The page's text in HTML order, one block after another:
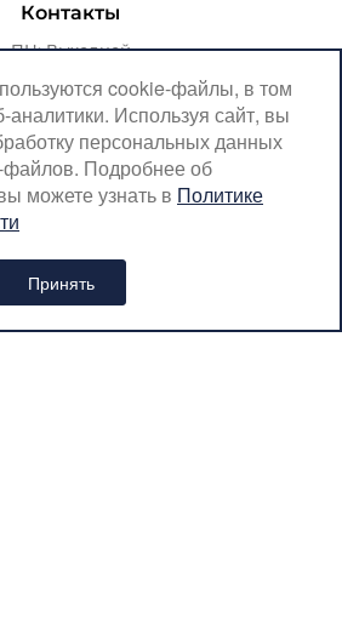
Контакты
ПН: Выходной
с 07:00 до 20:00
с 08:00 до 18:00
Крылатская, 10
+7 (926) 899-38-31
cookie-файлы, в том
аналитики. Используя сайт, вы
персональных данных
Подробнее об
можете узнать в Политике
Принять